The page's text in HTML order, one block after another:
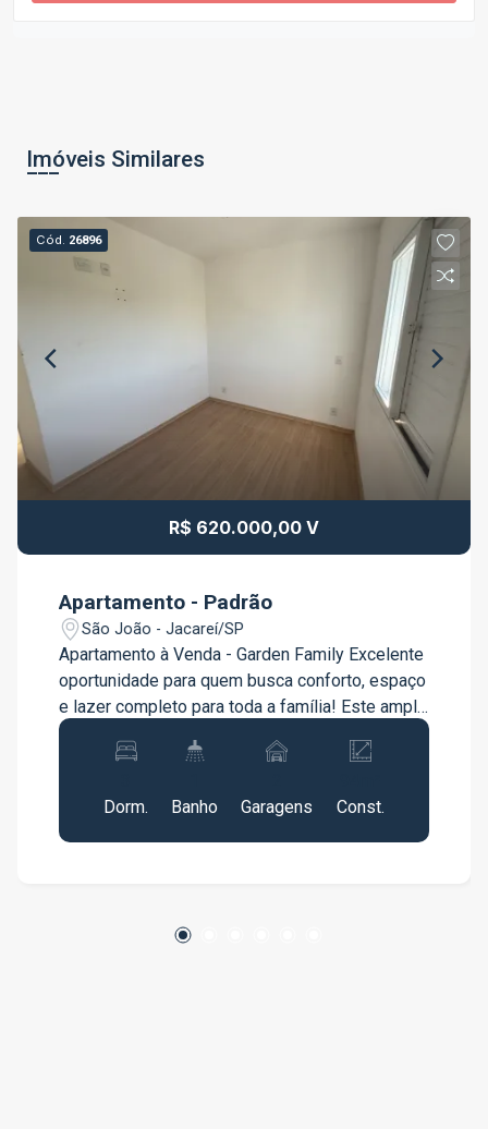
Imóveis Similares
Cód. 26896
R$ 620.000,00 V
Apartamento - Padrão
São João - Jacareí/SP
Apartamento à Venda - Garden Family Excelente
oportunidade para quem busca conforto, espaço
e lazer completo para toda a família! Este amplo
apartamento no Garden Family oferece
ambientes bem distribuídos, proporcionando
um condomínio completo. Características do
imóvel: 3 quartos, sendo 1 suíte Sala ampla e
lazer completa Ambiente seguro e tranquilo
Dorm.
Banho
Garagens
Const.